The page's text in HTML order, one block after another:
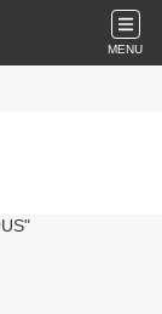
MENU